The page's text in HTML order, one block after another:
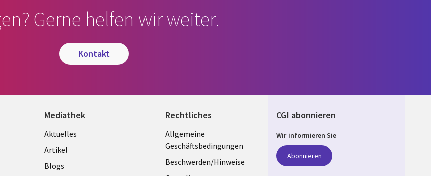
Gerne helfen wir weiter.
kontakt
Mediathek
Library
Links
GERMANY
Aktuelles
Artikel
Blogs
Rechtliches
Legal
GERMANY
Allgemeine
Geschäftsbedingungen
Beschwerden/Hinweise
CGI abonnieren
Wir informieren Sie
Abonnieren